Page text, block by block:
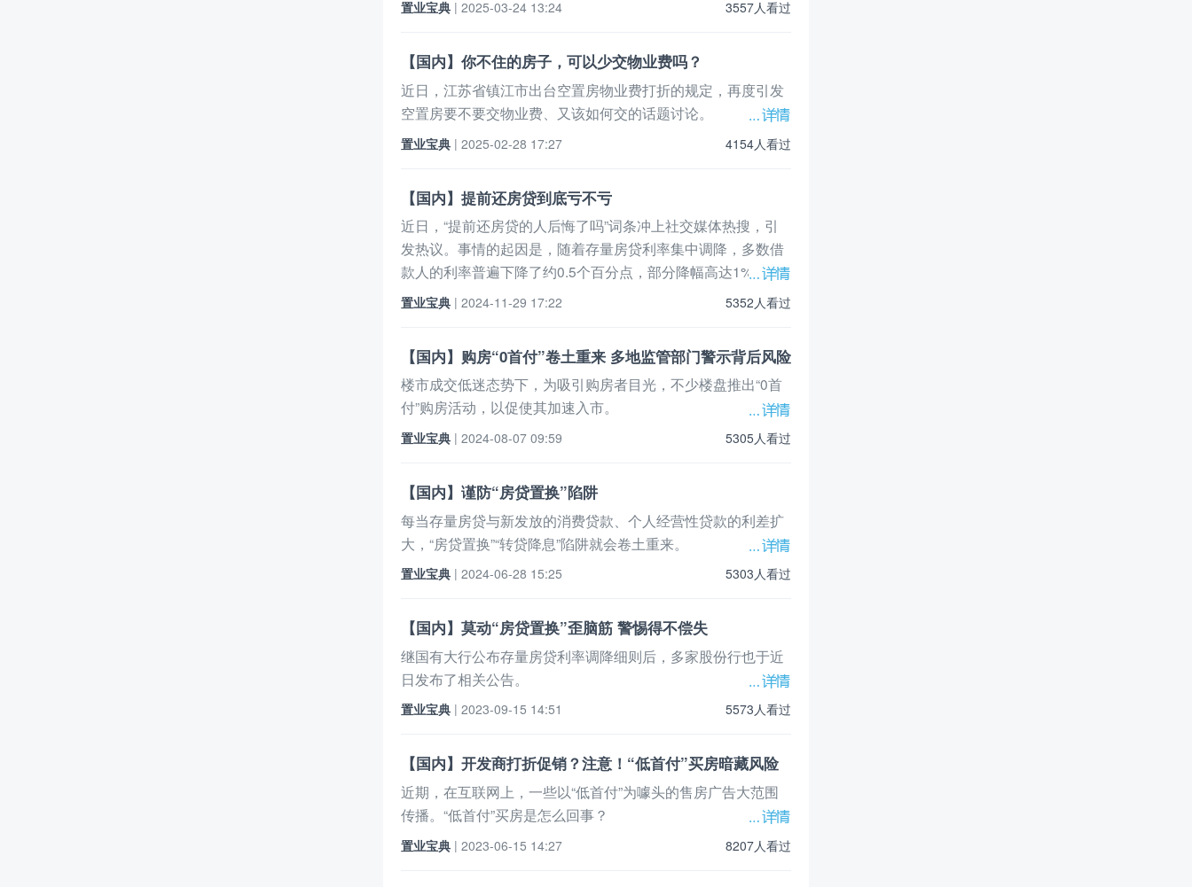
3557人看过
置业宝典 | 2025-03-24 13:24
【国内】你不住的房子，可以少交物业费吗？
近日，江苏省镇江市出台空置房物业费打折的规定，再度引发
空置房要不要交物业费、又该如何交的话题讨论。
4154人看过
置业宝典 | 2025-02-28 17:27
【国内】提前还房贷到底亏不亏
近日，“提前还房贷的人后悔了吗”词条冲上社交媒体热搜，引
发热议。事情的起因是，随着存量房贷利率集中调降，多数借
款人的利率普遍下降了约0.5个百分点，部分降幅高达1%
5352人看过
置业宝典 | 2024-11-29 17:22
【国内】购房“0首付”卷土重来 多地监管部门警示背后风险
楼市成交低迷态势下，为吸引购房者目光，不少楼盘推出“0首
付”购房活动，以促使其加速入市。
5305人看过
置业宝典 | 2024-08-07 09:59
【国内】谨防“房贷置换”陷阱
每当存量房贷与新发放的消费贷款、个人经营性贷款的利差扩
大，“房贷置换”“转贷降息”陷阱就会卷土重来。
5303人看过
置业宝典 | 2024-06-28 15:25
【国内】莫动“房贷置换”歪脑筋 警惕得不偿失
继国有大行公布存量房贷利率调降细则后，多家股份行也于近
日发布了相关公告。
5573人看过
置业宝典 | 2023-09-15 14:51
【国内】开发商打折促销？注意！“低首付”买房暗藏风险
近期，在互联网上，一些以“低首付”为噱头的售房广告大范围
传播。“低首付”买房是怎么回事？
8207人看过
置业宝典 | 2023-06-15 14:27